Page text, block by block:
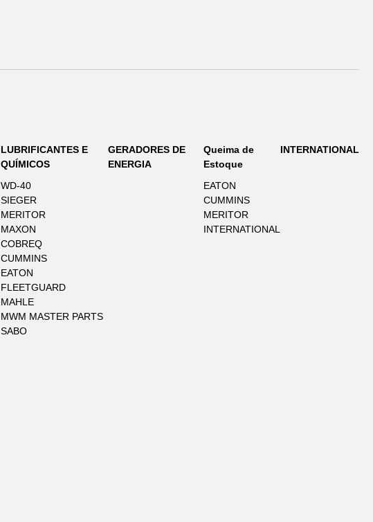
LUBRIFICANTES E
QUÍMICOS
WD-40
SIEGER
MERITOR
MAXON
COBREQ
CUMMINS
EATON
FLEETGUARD
MAHLE
MWM MASTER PARTS
SABO
GERADORES DE
ENERGIA
Queima de
Estoque
EATON
CUMMINS
MERITOR
INTERNATIONAL
INTERNATIONAL